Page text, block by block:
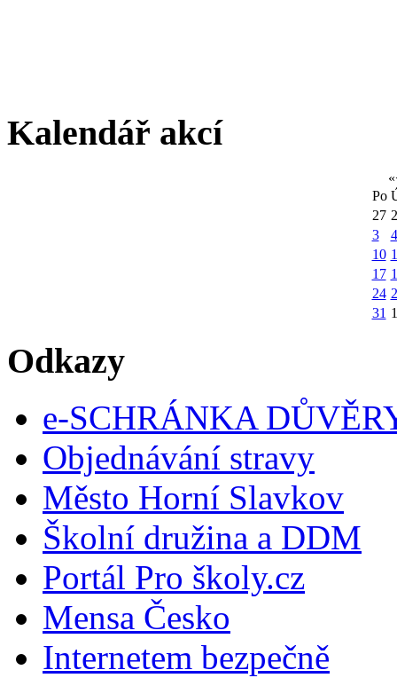
Kalendář akcí
«
Po
27
3
4
10
17
24
31 1
Odkazy
e-SCHRÁNKA
Objednávání stravy
Město Horní Slavkov
Školní družina a DDM
Portál Pro školy.cz
Mensa Česko
Internetem bezpečně